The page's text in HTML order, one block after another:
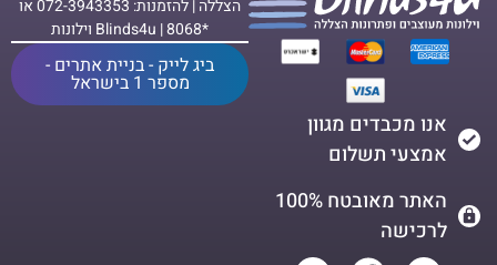
אנו מכבדים מגוון
אמצעי תשלום
האתר מאובטח 100%
לרכישה
הצללה | להזמנות: 072-3943353 או
*8068 | Blinds4u וילונות
ביג לייק - בניית אתרים -
מספר 1 בישראל